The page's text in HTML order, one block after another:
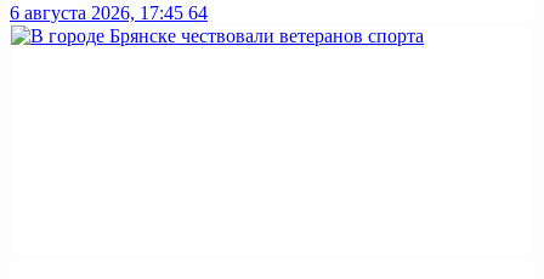
6 августа 2026, 17:45 64